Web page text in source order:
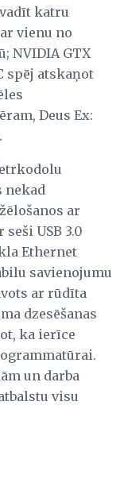
katru
vienu no
NVIDIA GTX
spēj atskaņot
Deus Ex:
nekad
ar
USB 3.0
Ethernet
savienojumu
ar rūdīta
dzesēšanas
ka ierīce
un darba
visu